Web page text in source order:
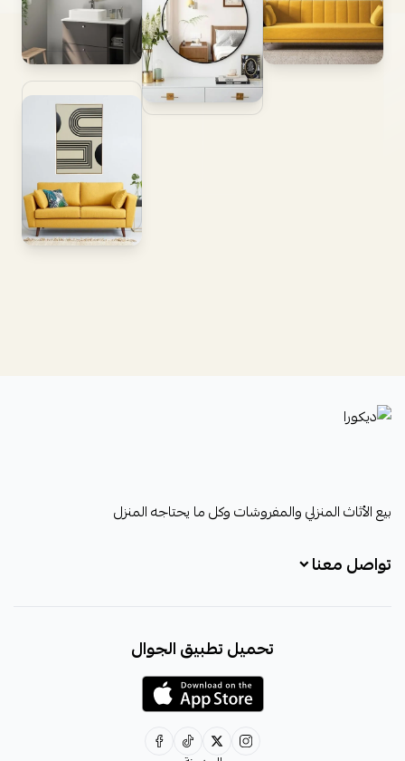
ديكورا
بيع الأثاث المنزلي والمفروشات وكل ما يحتاجه المنزل
تواصل معنا
decora6586@gmail.com
تحميل تطبيق الجوال